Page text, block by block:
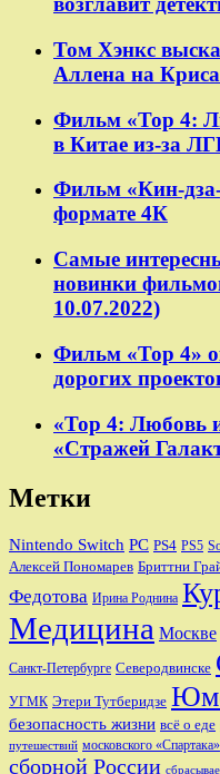
Том Хэнкс
Аллена на
Фильм «Тор 4:
в Китае из-за
Фильм «Кин-
формате 4К
Самые
новинки
10.07.2022)
Фильм «Тор 4»
дорогих
«Тор 4: Любовь
«Стражей
Метки
Nintendo Switch PC PS4 PS5
Алексей Пономарев Бриттни
Федотова Ирина Роднина
Медицина Москве
Санкт-Петербурге Северодвинске
УГМК Этери Тутберидзе
безопасность жизни всё о еде
путешествий московского «Спартака»
сборной России